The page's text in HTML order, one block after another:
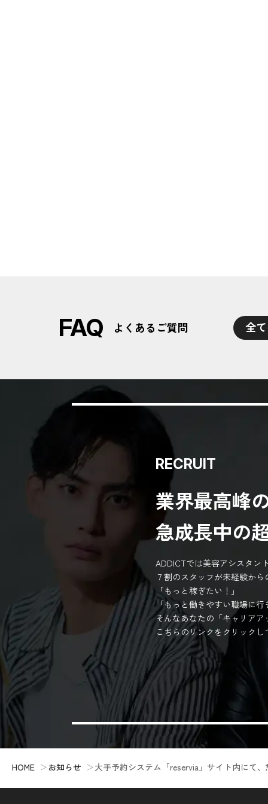
FAQ よくあるご質問 全
RECRUIT
業界最高峰
急成長中の
ADDICTでは美容アシスタン
７割のスタッフが未経験か
「もっと稼ぎたい！」
「もっと働きやすい職場に行
そんなあなたの「キャリア
こちらのリンクをクリック
HOME お知らせ 大手予約システム「reservia」サイト内にて